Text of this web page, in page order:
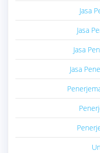
Jasa
Jasa
Jasa
Jasa